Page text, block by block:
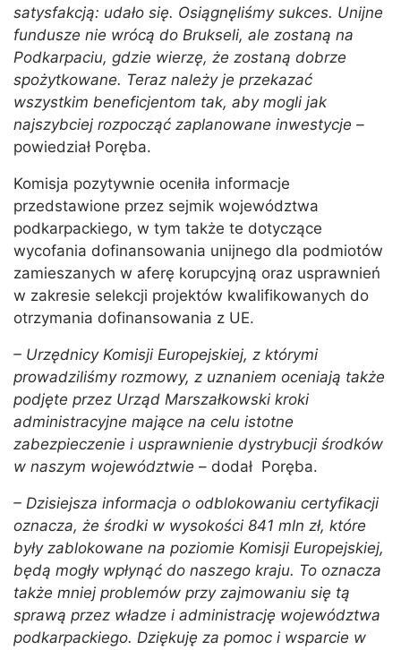
satysfakcją: udało się. Osiągnęliśmy sukces. Unijne
fundusze nie wrócą do Brukseli, ale zostaną na
Podkarpaciu, gdzie wierzę, że zostaną dobrze
spożytkowane. Teraz należy je przekazać
wszystkim beneficjentom tak, aby mogli jak
najszybciej rozpocząć zaplanowane inwestycje –
powiedział Poręba.
Komisja pozytywnie oceniła informacje
przedstawione przez sejmik województwa
podkarpackiego, w tym także te dotyczące
wycofania dofinansowania unijnego dla podmiotów
zamieszanych w aferę korupcyjną oraz usprawnień
w zakresie selekcji projektów kwalifikowanych do
otrzymania dofinansowania z UE.
– Urzędnicy Komisji Europejskiej, z którymi
prowadziliśmy rozmowy, z uznaniem oceniają także
podjęte przez Urząd Marszałkowski kroki
administracyjne mające na celu istotne
zabezpieczenie i usprawnienie dystrybucji środków
w naszym województwie – dodał Poręba.
– Dzisiejsza informacja o odblokowaniu certyfikacji
oznacza, że środki w wysokości 841 mln zł, które
były zablokowane na poziomie Komisji Europejskiej,
będą mogły wpłynąć do naszego kraju. To oznacza
także mniej problemów przy zajmowaniu się tą
sprawą przez władze i administrację województwa
podkarpackiego. Dziękuję za pomoc i wsparcie w